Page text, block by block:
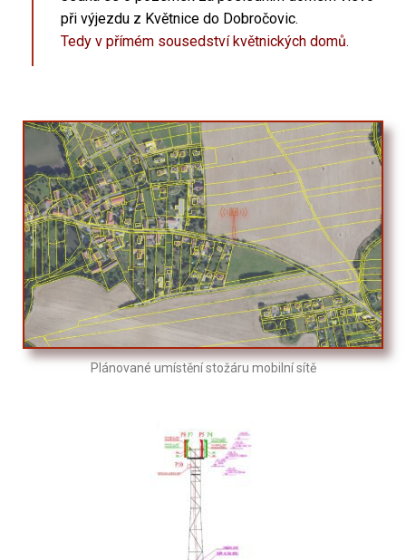
při výjezdu z Květnice do Dobročovic.
Tedy v přímém sousedství květnických domů.
Plánované umístění stožáru mobilní sítě